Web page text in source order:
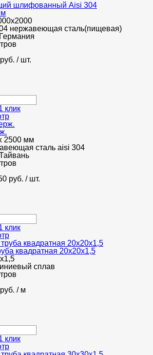
шлифованный Aisi 304
нержавеющая сталь(пищевая)
Германия
руб. / шт.
клик
2500 мм
сталь aisi 304
руб. / шт.
клик
квадратная 20х20х1,5
сплав
руб. / м
клик